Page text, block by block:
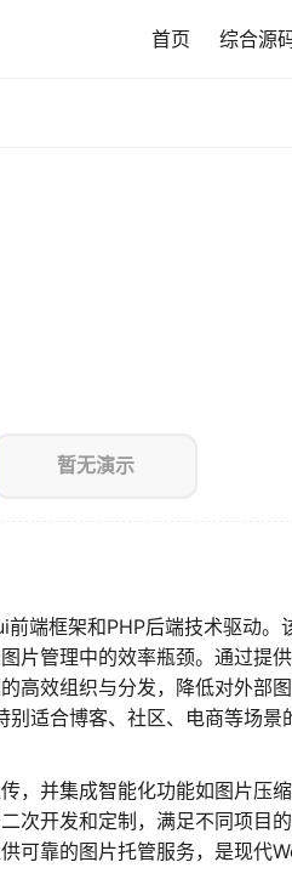
首页 综合源
暂无演示
端框架和PHP后端技术驱动。
片管理中的效率瓶颈。通过提供
高效组织与分发，降低对外部
适合博客、社区、电商等场景
，并集成智能化功能如图片压缩
次开发和定制，满足不同项目
可靠的图片托管服务，是现代